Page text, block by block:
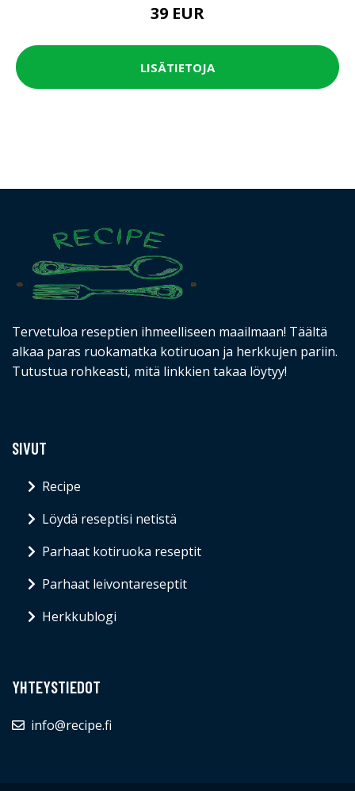
39 EUR
LISÄTIETOJA
Tervetuloa reseptien ihmeelliseen maailmaan! Täältä
alkaa paras ruokamatka kotiruoan ja herkkujen pariin.
Tutustua rohkeasti, mitä linkkien takaa löytyy!
SIVUT
Recipe
Löydä reseptisi netistä
Parhaat kotiruoka reseptit
Parhaat leivontareseptit
Herkkublogi
YHTEYSTIEDOT
info@recipe.fi